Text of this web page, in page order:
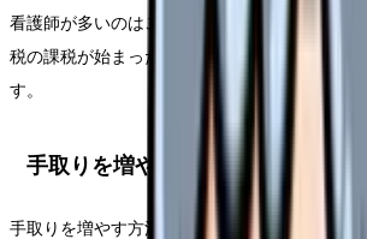
看護師が多いのはこのためです。給料が下が
税の課税が始まっただけですが、心理的なイ
す。
手取りを増やすための実践的な方法
手取りを増やす方法は「額面（総支給額）を